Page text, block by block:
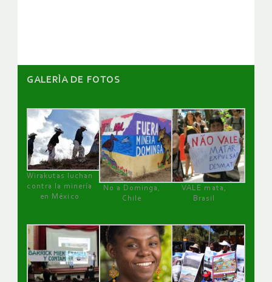
GALERÌA DE FOTOS
Wirakutas luchan
contra la minería
en México
No a Dominga,
Chile
VALE mata,
Brasil